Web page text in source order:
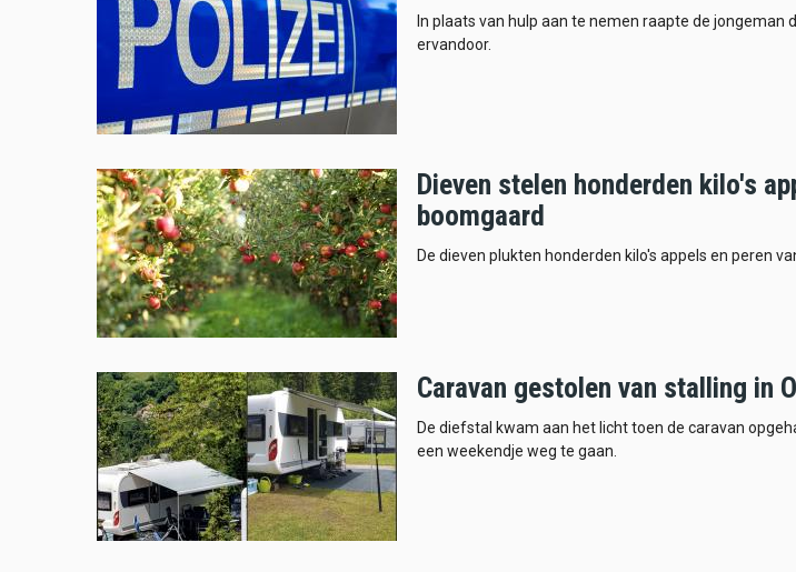
In plaats van hulp aan te nemen raapte de jongeman
ervandoor.
Dieven stelen honderden kilo's
boomgaard
De dieven plukten honderden kilo's appels en peren
Caravan gestolen van stalling in
De diefstal kwam aan het licht toen de caravan
een weekendje weg te gaan.